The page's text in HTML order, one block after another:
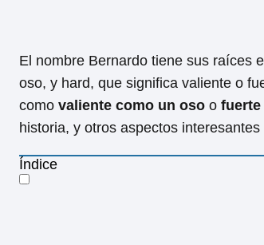
El nombre Bernardo tiene sus raíces
oso, y hard, que significa valiente o
como valiente como un oso o
historia, y otros aspectos
Índice